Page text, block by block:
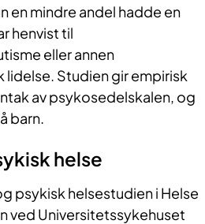
en mindre andel hadde en
henvist til
eller annen
Studien gir empirisk
av psykosedelskalen, og
barn.
helse
psykisk helsestudien i Helse
ved Universitetssykehuset